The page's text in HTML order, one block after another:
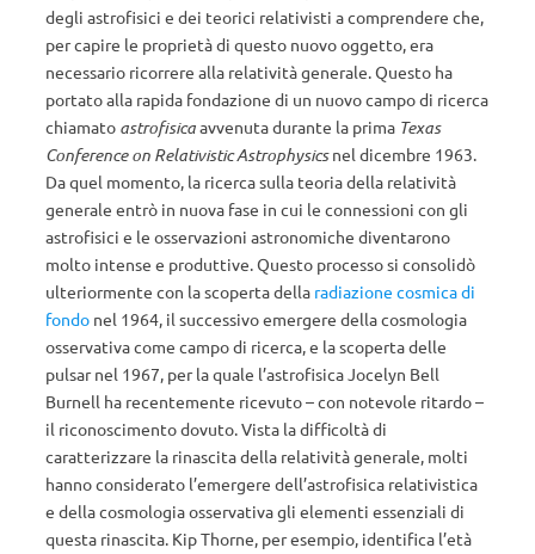
degli astrofisici e dei teorici relativisti a comprendere che,
per capire le proprietà di questo nuovo oggetto, era
necessario ricorrere alla relatività generale. Questo ha
portato alla rapida fondazione di un nuovo campo di ricerca
chiamato astrofisicaavvenuta durante la prima Texas
Conference on Relativistic Astrophysicsnel dicembre 1963.
Da quel momento, la ricerca sulla teoria della relatività
generale entrò in nuova fase in cui le connessioni con gli
astrofisici e le osservazioni astronomiche diventarono
molto intense e produttive. Questo processo si consolidò
ulteriormente con la scoperta della radiazione cosmica di
fondo nel 1964, il successivo emergere della cosmologia
osservativa come campo di ricerca, e la scoperta delle
pulsar nel 1967, per la quale l’astrofisica Jocelyn Bell
Burnell ha recentemente ricevuto – con notevole ritardo –
il riconoscimento dovuto. Vista la difficoltà di
caratterizzare la rinascita della relatività generale, molti
hanno considerato l’emergere dell’astrofisica relativistica
e della cosmologia osservativa gli elementi essenziali di
questa rinascita. Kip Thorne, per esempio, identifica l’età